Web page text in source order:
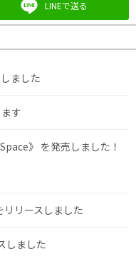
LINEで送る
ました
す
》 を発売しました！
リースしました
しました